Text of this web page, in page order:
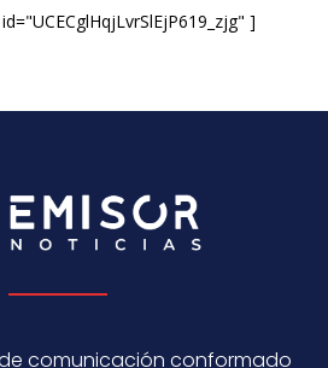
]
comunicación conformado